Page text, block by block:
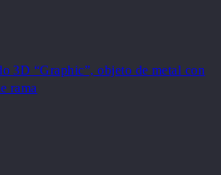
3D “Graphic”, objeto de metal con
rama